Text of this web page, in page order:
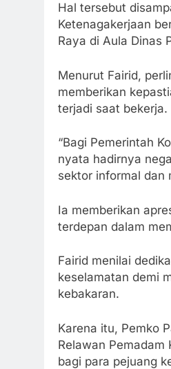
Hal tersebut
Ketenagakerjaan
Raya di Aula Dinas
Menurut Fairid,
memberikan
terjadi saat bekerja.
“Bagi Pemerintah
nyata hadirnya
sektor informal dan
Ia memberikan
terdepan dalam
Fairid menilai
keselamatan demi
kebakaran.
Karena itu, Pemko
Relawan
bagi para pejuang